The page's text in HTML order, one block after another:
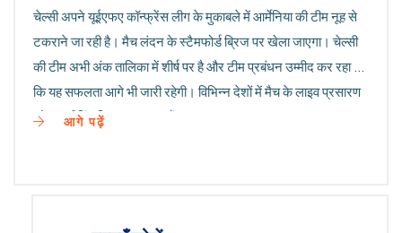
चेल्सी अपने यूईएफए कॉन्फ्रेंस लीग के मुकाबले में आर्मेनिया की टीम नूह से
टकराने जा रही है। मैच लंदन के स्टैमफोर्ड ब्रिज पर खेला जाएगा। चेल्सी
की टीम अभी अंक तालिका में शीर्ष पर है और टीम प्रबंधन उम्मीद कर रहा है
कि यह सफलता आगे भी जारी रहेगी। विभिन्न देशों में मैच के लाइव प्रसारण
और स्ट्रीमिंग विकल्प उपलब्ध हैं।
आगे पढ़ें